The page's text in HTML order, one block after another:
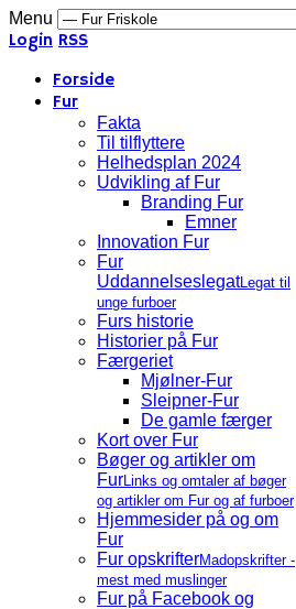
Menu
Login RSS
Forside
Fur
Fakta
Til tilflyttere
Helhedsplan 2024
Udvikling af Fur
Branding Fur
Emner
Innovation Fur
Fur
UddannelseslegatLegat til
unge furboer
Furs historie
Historier på Fur
Færgeriet
Mjølner-Fur
Sleipner-Fur
De gamle færger
Kort over Fur
Bøger og artikler om
FurLinks og omtaler af bøger
og artikler om Fur og af furboer
Hjemmesider på og om
Fur
Fur opskrifterMadopskrifter -
mest med muslinger
Fur på Facebook og